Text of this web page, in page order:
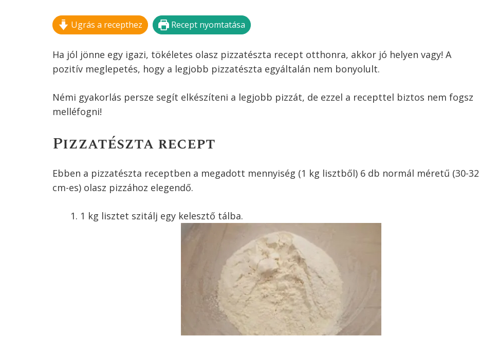
Ugrás a recepthez Recept nyomtatása
Ha jól jönne egy igazi, tökéletes olasz pizzatészta recept otthonra, akkor jó helyen vagy! A
pozitív meglepetés, hogy a legjobb pizzatészta egyáltalán nem bonyolult.
Némi gyakorlás persze segít elkészíteni a legjobb pizzát, de ezzel a recepttel biztos nem fogsz
melléfogni!
Pizzatészta recept
Ebben a pizzatészta receptben a megadott mennyiség (1 kg lisztből) 6 db normál méretű (30-32
cm-es) olasz pizzához elegendő.
1 kg lisztet szitálj egy kelesztő tálba.